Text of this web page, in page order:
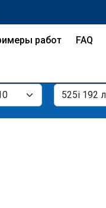
работ FAQ